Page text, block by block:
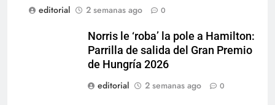
editorial
2 semanas ago 0
Norris le ‘roba’ la pole a Hamilton:
Parrilla de salida del Gran Premio
de Hungría 2026
editorial
2 semanas ago 0